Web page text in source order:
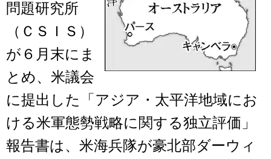
問題研究所
（ＣＳＩＳ）
が６月末にま
とめ、米議会
に提出した「アジア・太平洋地域にお
ける米軍態勢戦略に関する独立評価」
報告書は、米海兵隊が豪北部ダーウィ